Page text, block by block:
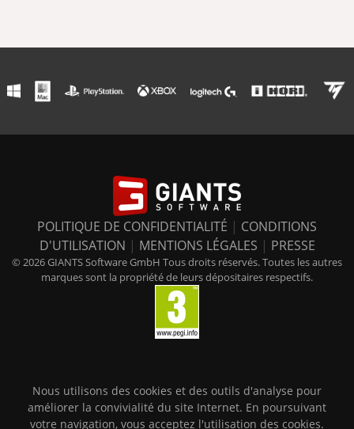
POLITIQUE DE CONFIDENTIALITÉ | CONDITIONS
D'UTILISATION | MENTIONS LÉGALES | PRESSE
© 2026 GIANTS Software GmbH Tous droits réservés. Toutes les autres
marques sont la propriété de leurs dépositaires respectifs.
Nous utilisons des cookies et des outils d'analyse pour
améliorer la convivialité du site Internet. En poursuivant
votre navigation, vous acceptez l'utilisation des cookies.